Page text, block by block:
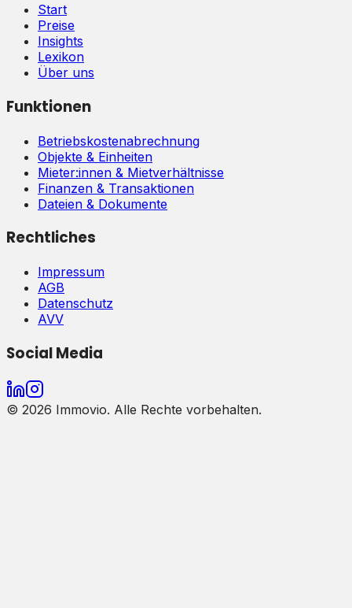
Start
Preise
Insights
Lexikon
Über uns
Funktionen
Betriebskostenabrechnung
Objekte & Einheiten
Mieter:innen & Mietverhältnisse
Finanzen & Transaktionen
Dateien & Dokumente
Rechtliches
Impressum
AGB
Datenschutz
AVV
Social Media
© 2026 Immovio. Alle Rechte vorbehalten.